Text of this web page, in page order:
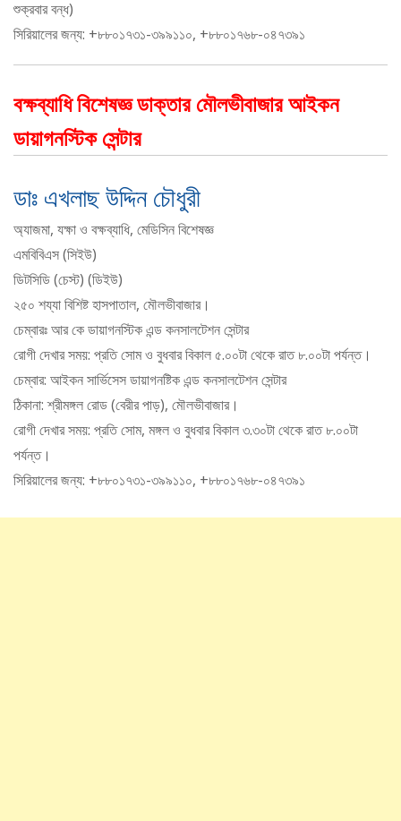
শুক্রবার বন্ধ)
সিরিয়ালের জন্য: +৮৮০১৭৩১-৩৯৯১১০, +৮৮০১৭৬৮-০৪৭৩৯১
বক্ষব্যাধি বিশেষজ্ঞ ডাক্তার মৌলভীবাজার আইকন
ডায়াগনস্টিক সেন্টার
ডাঃ এখলাছ উদ্দিন চৌধুরী
অ্যাজমা, যক্ষা ও বক্ষব্যাধি, মেডিসিন বিশেষজ্ঞ
এমবিবিএস (সিইউ)
ডিটসিডি (চেস্ট) (ডিইউ)
২৫০ শয্যা বিশিষ্ট হাসপাতাল, মৌলভীবাজার।
চেম্বারঃ আর কে ডায়াগনস্টিক এন্ড কনসালটেশন সেন্টার
রোগী দেখার সময়: প্রতি সোম ও বুধবার বিকাল ৫.০০টা থেকে রাত ৮.০০টা পর্যন্ত।
চেম্বার: আইকন সার্ভিসেস ডায়াগনষ্টিক এন্ড কনসালটেশন সেন্টার
ঠিকানা: শ্রীমঙ্গল রোড (বেরীর পাড়), মৌলভীবাজার।
রোগী দেখার সময়: প্রতি সোম, মঙ্গল ও বুধবার বিকাল ৩.৩০টা থেকে রাত ৮.০০টা
পর্যন্ত।
সিরিয়ালের জন্য: +৮৮০১৭৩১-৩৯৯১১০, +৮৮০১৭৬৮-০৪৭৩৯১